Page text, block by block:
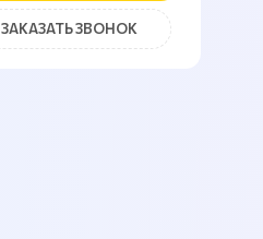
ЗАКАЗАТЬ ЗВОНОК